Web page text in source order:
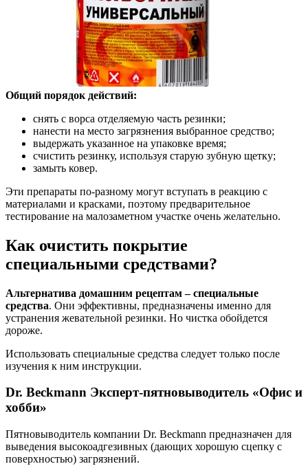
Общий порядок действий:
снять с ворса отделяемую часть резинки;
нанести на место загрязнения выбранное средство;
выдержать указанное на упаковке время;
счистить резинку, используя старую зубную щетку;
замыть ковер.
Эти препараты по-разному могут вступать в реакцию с
материалами и красками, поэтому предварительное
тестирование на малозаметном участке очень желательно.
Как очистить покрытие
специальными средствами?
Альтернатива домашним рецептам – специальные
средства. Они эффективны, предназначены именно для
устранения жевательной резинки. Но чистка обойдется
дороже.
Использовать специальные средства следует только после
изучения к ним инструкции.
Dr. Beckmann Эксперт-пятновыводитель «Офис и
хобби»
Пятновыводитель компании Dr. Beckmann предназначен для
выведения высокоадгезивных (дающих хорошую сцепку с
поверхностью) загрязнений.